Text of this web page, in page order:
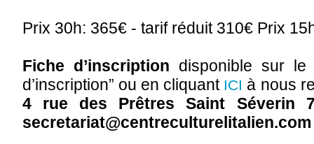
Prix 30h: 365€ - tarif réduit 310€ Prix
Fiche d’inscription disponible sur
d’inscription” ou en cliquant ICI à nous
4 rue des Prêtres Saint Séverin
secretariat@centreculturelitalien.com